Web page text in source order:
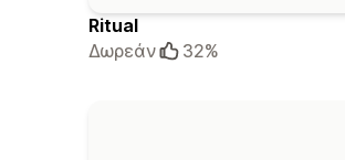
Ritual
Δωρεάν
32%